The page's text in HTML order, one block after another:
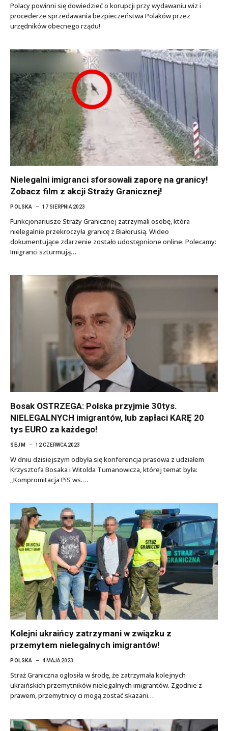
Polacy powinni się dowiedzieć o korupcji przy wydawaniu wiz i
procederze sprzedawania bezpieczeństwa Polaków przez
urzędników obecnego rządu!
Nielegalni imigranci sforsowali zaporę na granicy!
Zobacz film z akcji Straży Granicznej!
POLSKA 17 SIERPNIA 2023
Funkcjonariusze Straży Granicznej zatrzymali osobę, która
nielegalnie przekroczyła granicę z Białorusią. Wideo
dokumentujące zdarzenie zostało udostępnione online. Polecamy:
Imigranci szturmują…
Bosak OSTRZEGA: Polska przyjmie 30tys.
NIELEGALNYCH imigrantów, lub zapłaci KARĘ 20
tys EURO za każdego!
SEJM 12 CZERWCA 2023
W dniu dzisiejszym odbyła się konferencja prasowa z udziałem
Krzysztofa Bosaka i Witolda Tumanowicza, której temat była:
„Kompromitacja PiS ws.…
Kolejni ukraińcy zatrzymani w związku z
przemytem nielegalnych imigrantów!
POLSKA 4 MAJA 2023
Straż Graniczna ogłosiła w środę, że zatrzymała kolejnych
ukraińskich przemytników nielegalnych imigrantów. Zgodnie z
prawem, przemytnicy ci mogą zostać skazani…